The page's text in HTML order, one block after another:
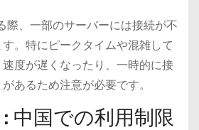
際、一部のサーバーには接続が不
。特にピークタイムや混雑して
度が遅くなったり、一時的に接
あるため注意が必要です。
中国での利用制限